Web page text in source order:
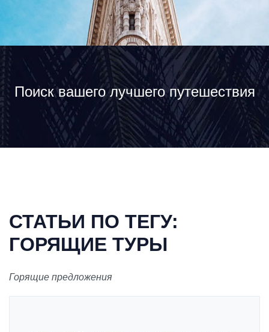
Поиск вашего лучшего путешествия
СТАТЬИ ПО ТЕГУ:
ГОРЯЩИЕ ТУРЫ
Горящие предложения